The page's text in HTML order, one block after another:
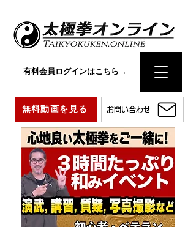
お問い合わせ
無料動画を見る
有料会員ログインはこちら→